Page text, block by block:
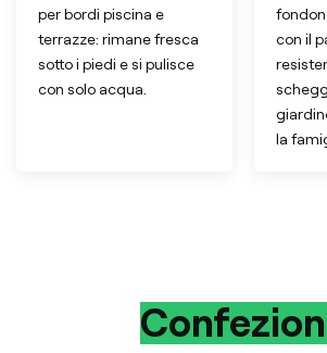
per bordi piscina e
terrazze: rimane fresca
sotto i piedi e si pulisce
con solo acqua.
con il
la